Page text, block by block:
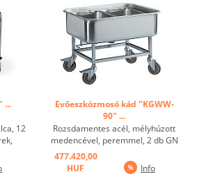
...
12
X
4
Evőeszközmosó kád "KGWW-
90" ...
Rozsdamentes acél, mélyhúzott
medencével, peremmel, 2 db GN
1/1 tartályhoz alkalmas,
medence: 75/56/23 cm, karos
leeresztő szelep szitával, 2", 2
477.420,00
HUF
Info